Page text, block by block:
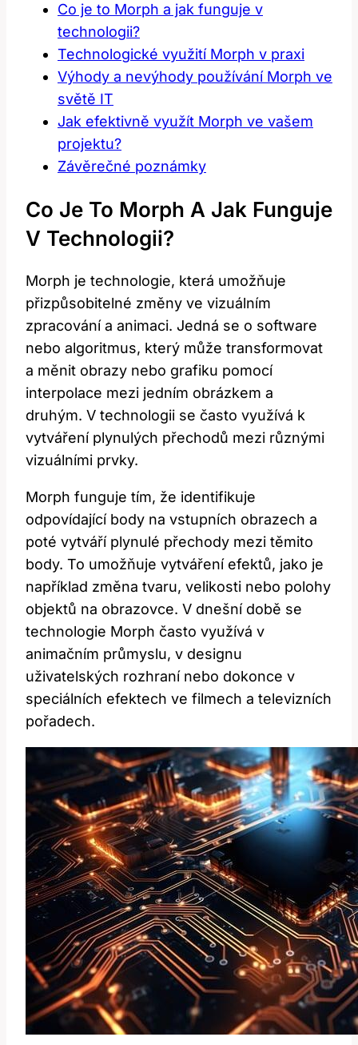
Co je to Morph a jak funguje v
technologii?
Technologické využití Morph v praxi
Výhody a nevýhody používání Morph ve
světě IT
Jak efektivně využít Morph ve vašem
projektu?
Závěrečné poznámky
Co Je To Morph A Jak Funguje
V Technologii?
Morph je technologie, která umožňuje
přizpůsobitelné změny ve vizuálním
zpracování a animaci. Jedná se o software
nebo algoritmus, který může transformovat
a měnit obrazy nebo grafiku pomocí
interpolace mezi jedním obrázkem a
druhým. V technologii se často využívá k
vytváření plynulých přechodů mezi různými
vizuálními prvky.
Morph funguje tím, že identifikuje
odpovídající body na vstupních obrazech a
poté vytváří plynulé přechody mezi těmito
body. To umožňuje vytváření efektů, jako je
například změna tvaru, velikosti nebo polohy
objektů na obrazovce. V dnešní době se
technologie Morph často využívá v
animačním průmyslu, v designu
uživatelských rozhraní nebo dokonce v
speciálních efektech ve filmech a televizních
pořadech.